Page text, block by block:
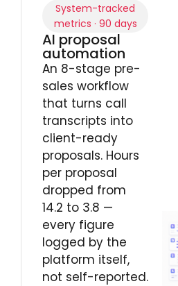
System-tracked
metrics · 90 days
AI proposal
automation
An 8-stage pre-
sales workflow
that turns call
transcripts into
client-ready
proposals. Hours
per proposal
dropped from
14.2 to 3.8 —
every figure
logged by the
platform itself,
not self-reported.